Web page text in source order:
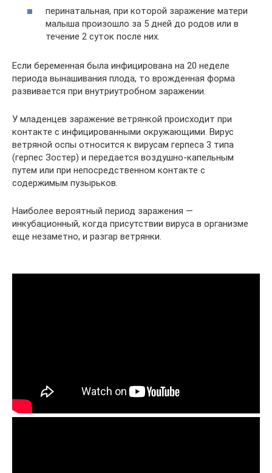
перинатальная, при которой заражение матери
малыша произошло за 5 дней до родов или в
течение 2 суток после них.
Если беременная была инфицирована на 20 неделе
периода вынашивания плода, то врожденная форма
развивается при внутриутробном заражении.
У младенцев заражение ветрянкой происходит при
контакте с инфицированными окружающими. Вирус
ветряной оспы относится к вирусам герпеса 3 типа
(герпес Зостер) и передается воздушно-капельным
путем или при непосредственном контакте с
содержимым пузырьков.
Наиболее вероятный период заражения —
инкубационный, когда присутствии вируса в организме
еще незаметно, и разгар ветрянки.